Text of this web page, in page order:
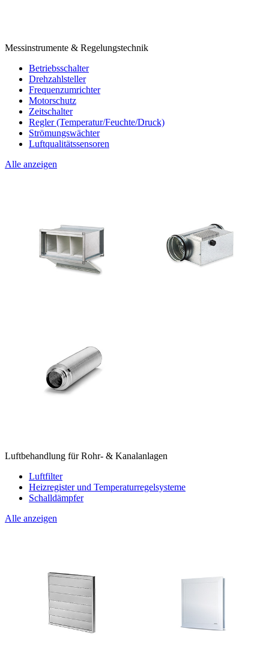
Messinstrumente & Regelungstechnik
Betriebsschalter
Drehzahlsteller
Frequenzumrichter
Motorschutz
Zeitschalter
Regler (Temperatur/Feuchte/Druck)
Strömungswächter
Luftqualitätssensoren
Alle anzeigen
Luftbehandlung für Rohr- & Kanalanlagen
Luftfilter
Heizregister und Temperaturregelsysteme
Schalldämpfer
Alle anzeigen